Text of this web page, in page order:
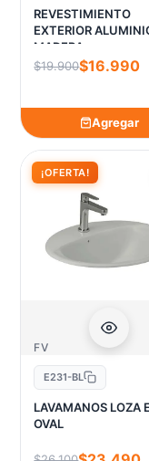
REVESTIMIENTO
EXTERIOR
MADERA
$19.900$16.990
Agregar
¡OFERTA!
FV
E231-BL
LAVAMANOS LOZA
OVAL